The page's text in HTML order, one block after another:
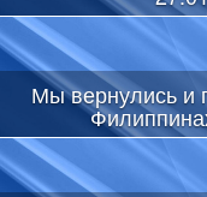
Мы вернулись и